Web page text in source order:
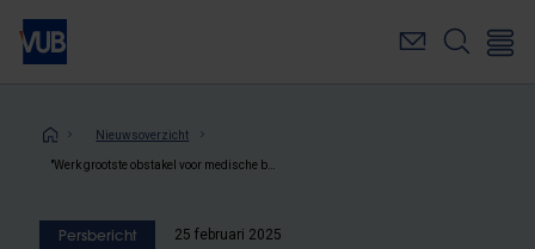
Overslaan
naar
inhoudKruimelpad
Nieuwsoverzicht
Persbericht 25 februari 2025